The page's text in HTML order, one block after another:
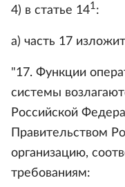
4) в статье 141:
а) часть 17
"17. Функции
системы
Российской
Правительством
организацию,
требованиям: